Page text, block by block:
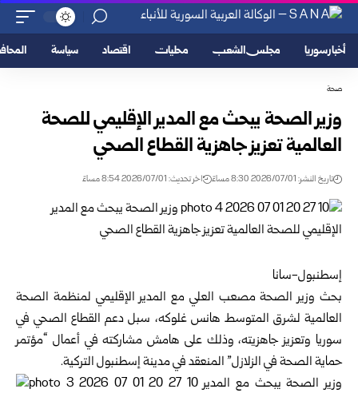
أخبار سوريا مجلس الشعب محليات اقتصاد سياسة
صحة
وزير الصحة يبحث مع المدير الإقليمي للصحة
العالمية تعزيز جاهزية القطاع الصحي
تاريخ النشر: 2026/07/01 8:30 مساءً اخر تحديث: 2026/07/01 8:54 مساءً
إسطنبول-سانا
بحث وزير الصحة مصعب العلي مع المدير الإقليمي لمنظمة الصحة
العالمية لشرق المتوسط هانس غلوكه، سبل دعم القطاع الصحي في
سوريا وتعزيز جاهزيته، وذلك على هامش مشاركته في أعمال “مؤتمر
حماية الصحة في الزلازل” المنعقد في مدينة إسطنبول التركية.